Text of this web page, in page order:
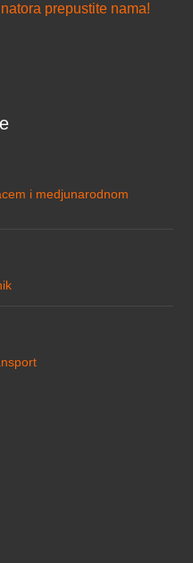
prepustite nama!
i medjunarodnom